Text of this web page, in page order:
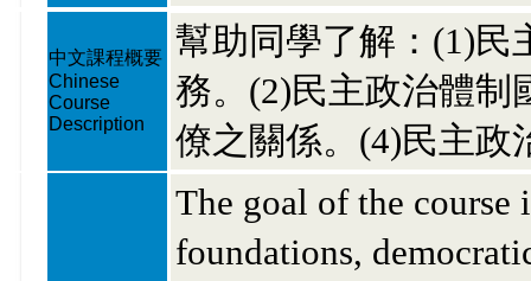
中文課程概要
Chinese
Course
Description
幫助同學了解：(1)民
務。(2)民主政治體制
僚之關係。(4)民主政
The goal of the course
foundations,